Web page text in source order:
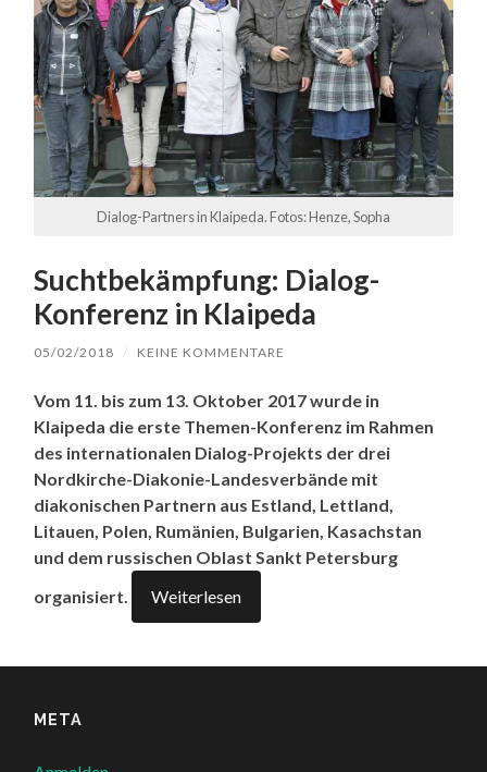
Dialog-Partners in Klaipeda. Fotos: Henze, Sopha
Suchtbekämpfung: Dialog-
Konferenz in Klaipeda
05/02/2018 / KEINE KOMMENTARE
Vom 11. bis zum 13. Oktober 2017 wurde in
Klaipeda die erste Themen-Konferenz im Rahmen
des internationalen Dialog-Projekts der drei
Nordkirche-Diakonie-Landesverbände mit
diakonischen Partnern aus Estland, Lettland,
Litauen, Polen, Rumänien, Bulgarien, Kasachstan
und dem russischen Oblast Sankt Petersburg
organisiert.
Weiterlesen
META